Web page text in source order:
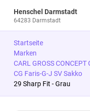
Henschel Darmstadt
64283 Darmstadt
Startseite
Marken
CARL GROSS CONCEPT
CG Faris-G-J SV Sakko
29 Sharp Fit - Grau